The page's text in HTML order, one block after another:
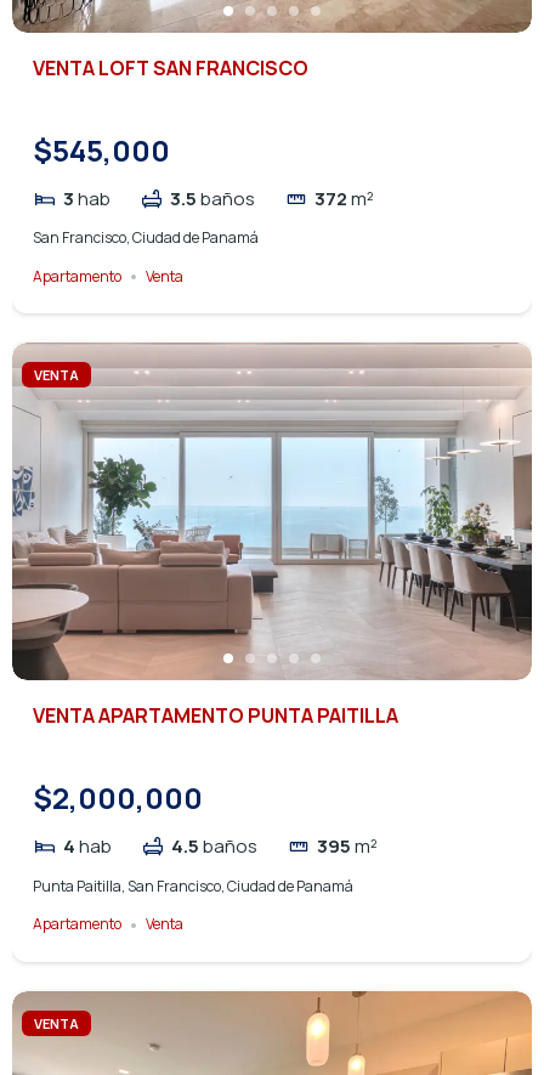
VENTA LOFT SAN FRANCISCO
$545,000
3hab 3.5baños 372m²
San Francisco, Ciudad de Panamá
Apartamento
Venta
VENTA
VENTA APARTAMENTO PUNTA PAITILLA
$2,000,000
4hab 4.5baños 395m²
Punta Paitilla, San Francisco, Ciudad de Panamá
Apartamento
Venta
VENTA